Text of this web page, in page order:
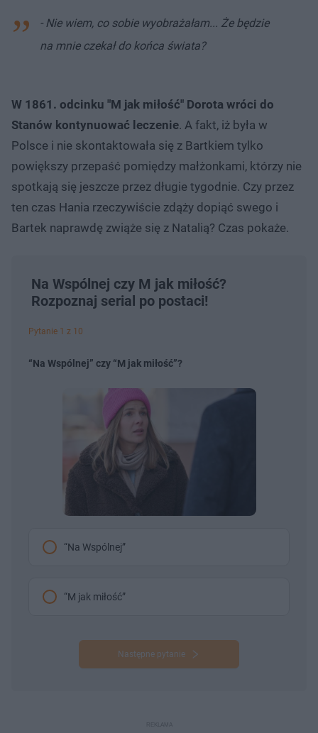
- Nie wiem, co sobie wyobrażałam... Że będzie
na mnie czekał do końca świata?
W 1861. odcinku "M jak miłość" Dorota wróci do
Stanów kontynuować leczenie. A fakt, iż była w
Polsce i nie skontaktowała się z Bartkiem tylko
powiększy przepaść pomiędzy małżonkami, którzy nie
spotkają się jeszcze przez długie tygodnie. Czy przez
ten czas Hania rzeczywiście zdąży dopiąć swego i
Bartek naprawdę zwiąże się z Natalią? Czas pokaże.
Na Wspólnej czy M jak miłość?
Rozpoznaj serial po postaci!
Pytanie 1 z 10
“Na Wspólnej” czy “M jak miłość”?
“Na Wspólnej”
“M jak miłość”
Następne pytanie